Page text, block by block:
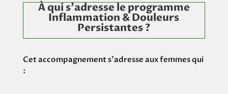
À qui s’adresse le programme
Inflammation & Douleurs
Persistantes ?
Cet accompagnement s’adresse aux femmes qui
: